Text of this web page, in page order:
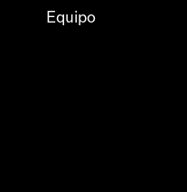
Equipo